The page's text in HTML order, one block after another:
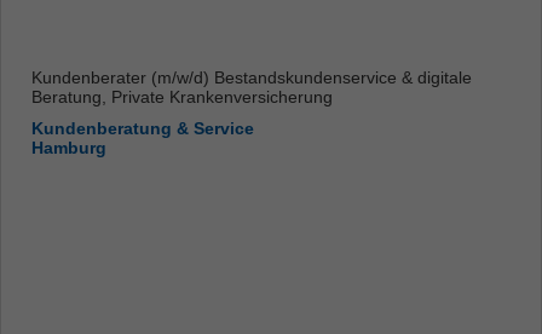
Kundenberater (m/w/d) Bestandskundenservice & digitale
Beratung, Private Krankenversicherung
Kundenberatung & Service
Hamburg